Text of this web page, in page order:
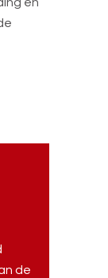
de